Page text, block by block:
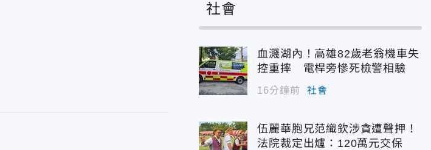
社會
血濺湖內！高雄82歲老翁機車失
控重摔 電桿旁慘死檢警相驗
16分鐘前 社會
伍麗華胞兄范織欽涉貪遭聲押！
法院裁定出爐：120萬元交保